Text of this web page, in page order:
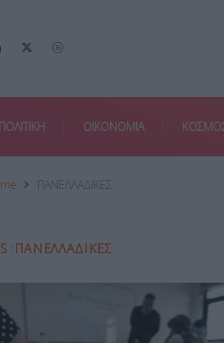
ΠΟΛΙΤΙΚΗ ΟΙΚΟΝΟΜΙΑ
ΠΑΝΕΛΛΑΔΙΚΕΣ
:ΠΑΝΕΛΛΑΔΙΚΕΣ